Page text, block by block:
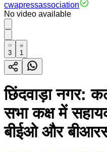
cwapressassociation
No video available
3 1
छिंदवाड़ा नगर:
सभा कक्ष में
बीईओ और